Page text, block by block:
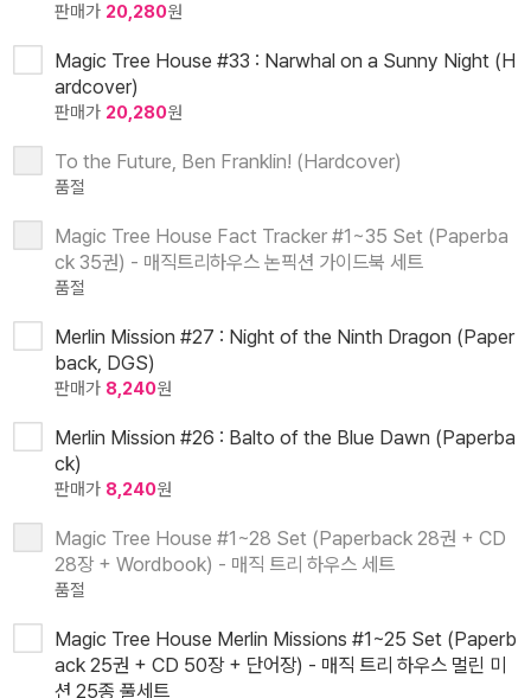
판매가 20,280원
Magic Tree House #33 : Narwhal on a Sunny Night (H
ardcover)
판매가 20,280원
To the Future, Ben Franklin! (Hardcover)
품절
Magic Tree House Fact Tracker #1~35 Set (Paperba
ck 35권) - 매직트리하우스 논픽션 가이드북 세트
품절
Merlin Mission #27 : Night of the Ninth Dragon (Paper
back, DGS)
판매가 8,240원
Merlin Mission #26 : Balto of the Blue Dawn (Paperba
ck)
판매가 8,240원
Magic Tree House #1~28 Set (Paperback 28권 + CD
28장 + Wordbook) - 매직 트리 하우스 세트
품절
Magic Tree House Merlin Missions #1~25 Set (Paperb
ack 25권 + CD 50장 + 단어장) - 매직 트리 하우스 멀린 미
션 25종 풀세트